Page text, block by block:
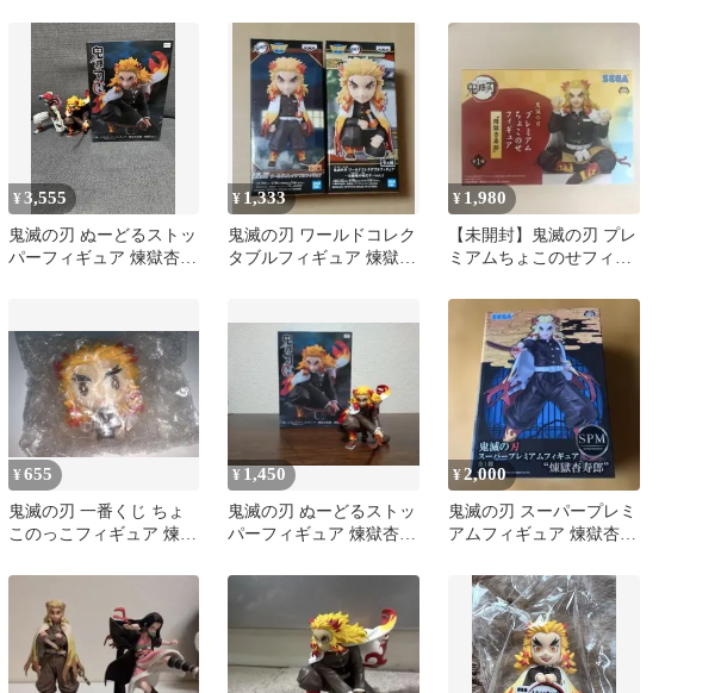
¥3,555
鬼滅の刃 ぬーどるストッ
パーフィギュア 煉獄杏寿
¥ 1,333
鬼滅の刃 ワールドコレク
タブルフィギュア 煉獄杏
¥ 1,980
【未開封】鬼滅の刃 プレ
ミアムちょこのせフィギ
¥655
鬼滅の刃 一番くじ ちょ
このっこフィギュア 煉獄
¥ 1,450
鬼滅の刃 ぬーどるストッ
パーフィギュア 煉獄杏寿
¥2,000
鬼滅の刃 スーパープレミ
アムフィギュア 煉獄杏寿